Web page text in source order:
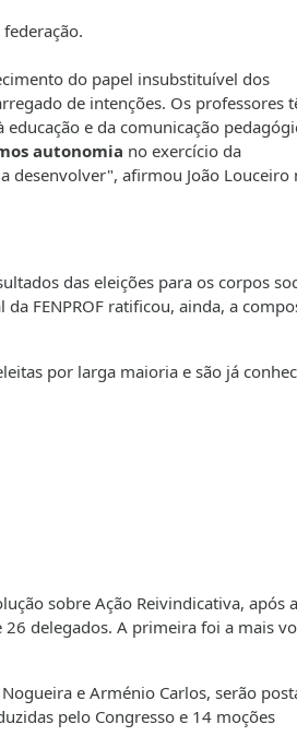
do papel insubstituível dos
de intenções. Os professores
e da comunicação
autonomia no exercício da
desenvolver", afirmou João Louceiro
das eleições para os corpos
FENPROF ratificou, ainda, a
por larga maioria e são já
sobre Ação Reivindicativa, após a
delegados. A primeira foi a mais
e Arménio Carlos, serão
pelo Congresso e 14 moções